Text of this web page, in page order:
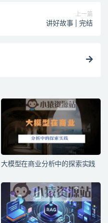
上一篇
讲好故事 | 完结
大模型在商业分析中的探索实践